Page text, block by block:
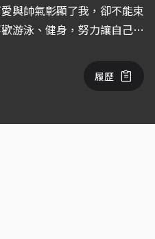
與帥氣彰顯了我，卻不能束
游泳、健身，努力讓自己變
己無懈可擊。 Yes I履歷